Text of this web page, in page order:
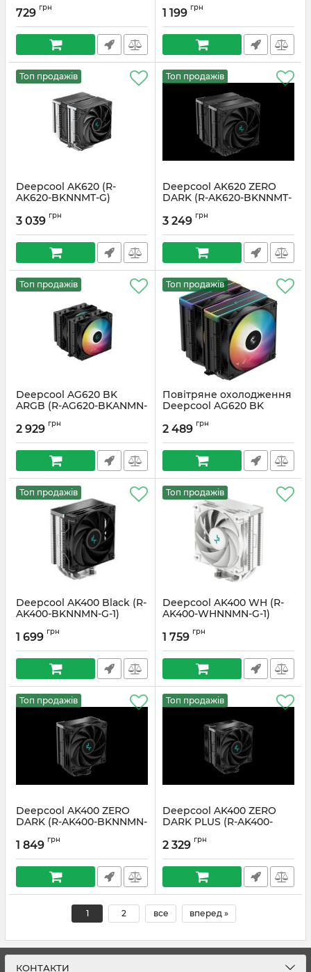
729 грн 1 199 грн
Топ продажів
Deepcool AK620 (R-
AK620-BKNNMT-G)
3 039 грн
Топ продажів
Deepcool AK620 ZERO
DARK (R-AK620-BKNNMT-
Артикул:
3 249 грн
Топ продажів
Deepcool AG620 BK
ARGB (R-AG620-BKANMN-
Артикул:
2 929 грн
Топ продажів
Повітряне охолодження
Deepcool AG620 BK
BKAMMN-GJD)
Артикул: #6243
2 489 грн
Топ продажів
Deepcool AK400 Black (R-
AK400-BKNNMN-G-1)
1 699 грн
Топ продажів
Deepcool AK400 WH (R-
AK400-WHNNMN-G-1)
1 759 грн
Топ продажів
Deepcool AK400 ZERO
DARK (R-AK400-BKNNMN-
Артикул:
1 849 грн
Топ продажів
Deepcool AK400 ZERO
DARK PLUS (R-AK400-
Артикул:
2 329 грн
1 2 все вперед »
КОНТАКТИ